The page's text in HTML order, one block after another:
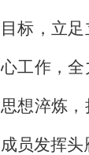
目标，立
心工作，
思想淬炼
成员发挥头